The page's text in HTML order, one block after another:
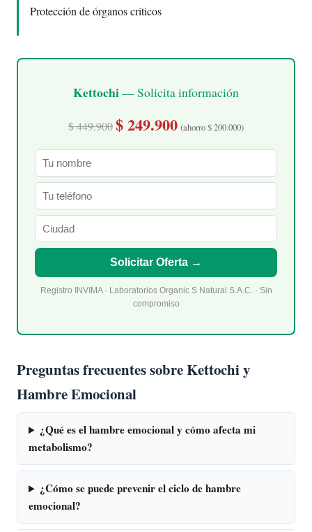
Protección de órganos críticos
Kettochi— Solicita información
$ 449.900$ 249.900 (ahorro $ 200.000)
Solicitar Oferta →
Registro INVIMA · Laboratorios Organic S Natural S.A.C. · Sin
compromiso
Preguntas frecuentes sobre Kettochi y
Hambre Emocional
¿Qué es el hambre emocional y cómo afecta mi
metabolismo?
¿Cómo se puede prevenir el ciclo de hambre
emocional?